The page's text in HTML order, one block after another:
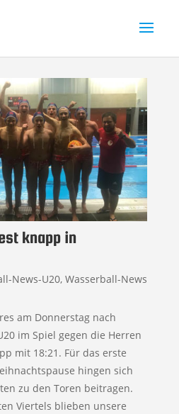
knapp in
News-U20, Wasserball-News
am Donnerstag nach
im Spiel gegen die Herren
mit 18:21. Für das erste
hingen sich
zu den Toren beitragen.
Viertels blieben unsere